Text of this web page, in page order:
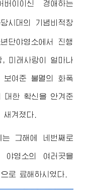
버이 이신 경애하는
시대의 기념비적창
단야영소에서 진행
미래사랑이 얼마나
보여준 불멸의 화폭
대한 확신을 안겨준
겨졌다.
그해에 네번째로
야영소의 여러곳을
로 료해하시였다.